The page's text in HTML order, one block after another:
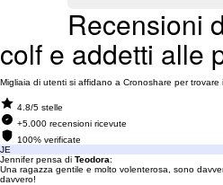
Recensioni
colf e addetti alle
Migliaia di utenti si affidano a Cronoshare per trovare
4.8/5 stelle
+5.000 recensioni ricevute
100% verificate
JE
Jennifer pensa di Teodora:
Una ragazza gentile e molto volenterosa, sono
davvero!